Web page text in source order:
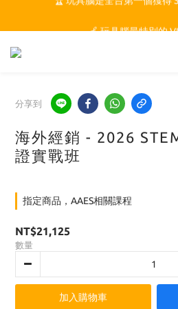
🍎 玩具腦最特別的
🏆 玩具腦是全台第一個獲得
分享到
海外經銷 - 2026
證實戰班
指定商品，AAES相關課程
NT$21,125
數量
加入購物車